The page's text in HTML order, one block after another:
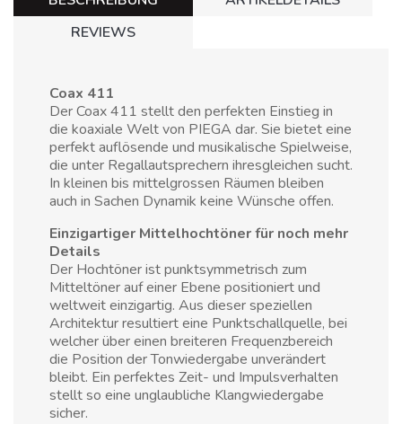
REVIEWS
Coax 411
Der Coax 411 stellt den perfekten Einstieg in
die koaxiale Welt von PIEGA dar. Sie bietet eine
perfekt auflösende und musikalische Spielweise,
die unter Regallautsprechern ihresgleichen sucht.
In kleinen bis mittelgrossen Räumen bleiben
auch in Sachen Dynamik keine Wünsche offen.
Einzigartiger Mittelhochtöner für noch mehr
Details
Der Hochtöner ist punktsymmetrisch zum
Mitteltöner auf einer Ebene positioniert und
weltweit einzigartig. Aus dieser speziellen
Architektur resultiert eine Punktschallquelle, bei
welcher über einen breiteren Frequenzbereich
die Position der Tonwiedergabe unverändert
bleibt. Ein perfektes Zeit- und Impulsverhalten
stellt so eine unglaubliche Klangwiedergabe
sicher.